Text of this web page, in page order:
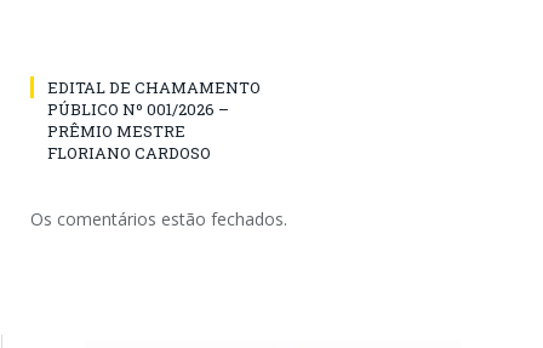
EDITAL DE CHAMAMENTO
PÚBLICO Nº 001/2026 –
PRÊMIO MESTRE
FLORIANO CARDOSO
Os comentários estão fechados.